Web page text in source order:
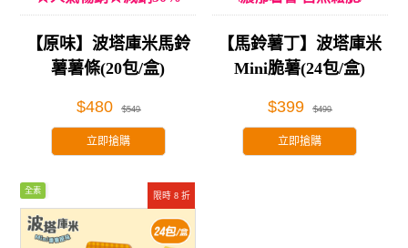
【原味】波塔庫米馬鈴
薯薯條(20包/盒)
$480 $549
立即搶購
【馬鈴薯丁】波塔庫米
Mini脆薯(24包/盒)
$399 $499
立即搶購
限時 8 折
全素